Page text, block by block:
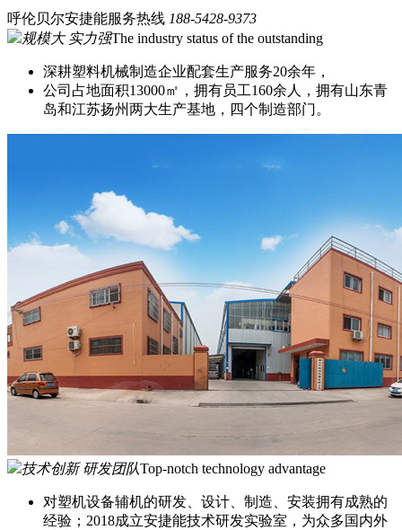
呼伦贝尔安捷能服务热线 188-5428-9373
规模大 实力强The industry status of the outstanding
深耕塑料机械制造企业配套生产服务20余年，
公司占地面积13000㎡，拥有员工160余人，拥有山东青
岛和江苏扬州两大生产基地，四个制造部门。
技术创新 研发团队Top-notch technology advantage
对塑机设备辅机的研发、设计、制造、安装拥有成熟的
经验；2018成立安捷能技术研发实验室，为众多国内外